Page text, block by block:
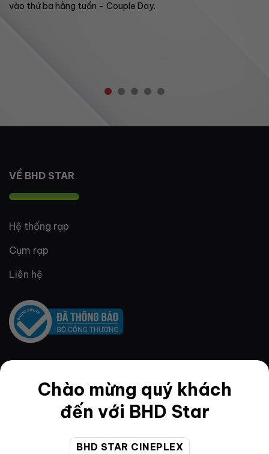
Chào mừng quý khách
đến với BHD Star
BHD STAR CINEPLEX
vào thứ ba hằng tuần – Couple Day.
VỀ BHD STAR
Hệ thống rạp
Cụm rạp
Liên hệ
QUY ĐỊNH & ĐIỀU KHOẢN